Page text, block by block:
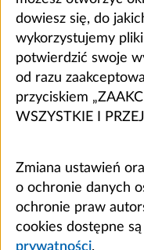
dowiesz się, do
wykorzystujemy
potwierdzić swoje
od razu
przyciskiem
WSZYSTKIE I
Zmiana ustawień
o ochronie danych
ochronie praw
cookies dostępne
prywatności.